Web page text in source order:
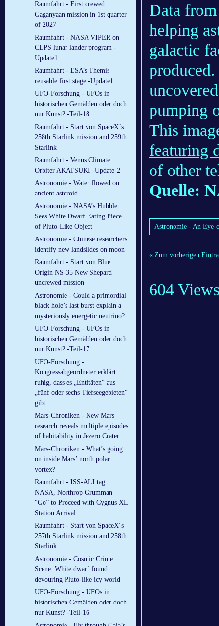
Raumfahrt - First crewed
Gaganyaan mission in 1st quarter
of 2027
Raumfahrt - NASA VIPER on
CLPS lunar lander program -
Update1
Raumfahrt - ESA’s Themis
reusable first stage -Update1
UFO-Forschung - UFOs in
historischen Gemälden oder doch
nur Kunst? -Teil-18
Raumfahrt - Start von SpaceX´s
258th Starlink mission and 259th
Starlink
Raumfahrt - Venus Climate
Orbiter AKATSUKI -Update-2
Astronomie - Water flowed on
ancient asteroid
Astronomie - NASA’s Hubble
Sees White Dwarf Eating Piece
of Pluto-Like Object
Astronomie - Chinese researchers
identify new landslides on moon
Raumfahrt - Start von Blue
Origin NS-35 New Shepard
uncrewed mission
Astronomie - Could a primordial
black hole’s last burst explain a
mysteriously energetic neutrino?
UFO-Forschung - UFOs in
historischen Gemälden oder doch
nur Kunst? -Teil-17
UFO-Forschung -
Kongressabgeordneter erklärt
ruhig, dass es „Entitäten“ aus
„fünf oder sechs Tiefseegebieten“
gibt
Mars-Chroniken - New Mars
research reveals multiple episodes
of habitability in Jezero Crater
Mars-Chroniken - What’s going
on inside Mars’ north polar
vortex?
Raumfahrt - ISS-ALLtag:
NASA, Northrop Grumman
“Go” to Proceed with Cygnus XL
Station Arrival
Raumfahrt - Start von SpaceX´s
257th Starlink mission and 258th
Starlink
Astronomie - Cosmic Crime
Scene: White dwarf found
devouring Pluto-like icy world
UFO-Forschung - UFOs in
historischen Gemälden oder doch
nur Kunst? -Teil-16
Data
helping
galactic
pumping
This
featuring
of other
Quelle:
Astronomie - An Eye-
« Zum vorherigen
604 Views